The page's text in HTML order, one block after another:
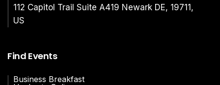
112 Capitol Trail Suite A419 Newark DE, 19711,
US
Find Events
Business Breakfast